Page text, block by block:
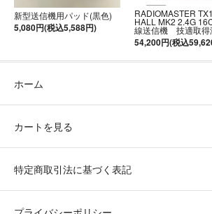
新型送信機用パッド(黒色)
5,080円(税込5,588円)
RADIOMASTER
HALL MK2 2.4G
線送信機 技適取得
54,200円(税込
ホーム
カートを見る
特定商取引法に基づく表記